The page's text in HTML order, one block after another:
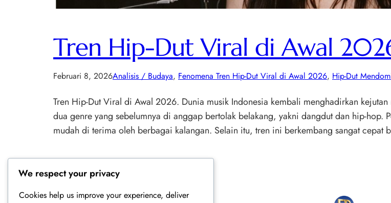
Tren Hip-Dut Viral di Awal
Februari 8, 2026Analisis / Budaya, Fenomena Tren Hip-Dut Viral di Awal 2026, Hip-Dut
Tren Hip-Dut Viral di Awal 2026. Dunia musik Indonesia kembali menghadirkan
dua genre yang sebelumnya di anggap bertolak belakang, yakni dangdut dan hip-hop.
mudah di terima oleh berbagai kalangan. Selain itu, tren ini berkembang sangat cepat
We respect your privacy
Cookies help us improve your experience, deliver